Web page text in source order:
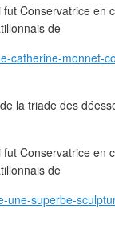
catherine-monnet-
la triade des
une-superbe-